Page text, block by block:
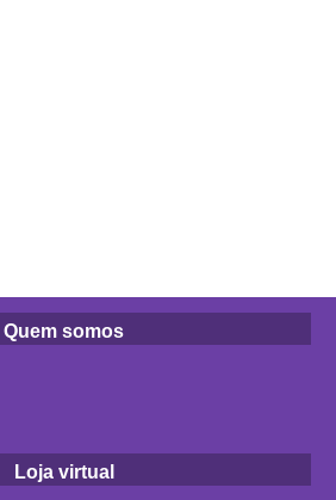
Quem somos
Loja virtual